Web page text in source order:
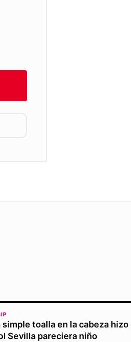
simple toalla en la cabeza hizo
Sevilla pareciera niño